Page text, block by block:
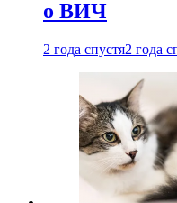
о ВИЧ
2 года спустя2 года